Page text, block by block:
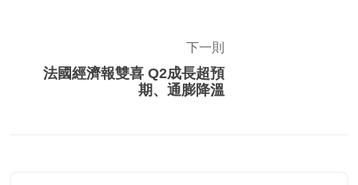
下一則
法國經濟報雙喜 Q2成長超預
期、通膨降溫